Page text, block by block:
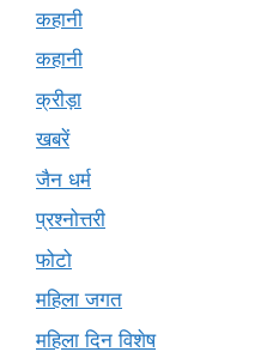
कहानी
कहानी
क्रीड़ा
खबरें
जैन धर्म
प्रश्नोत्तरी
फोटो
महिला जगत
महिला दिन विशेष